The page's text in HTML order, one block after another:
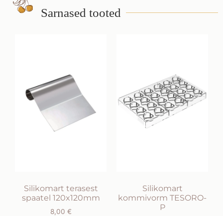
Sarnased tooted
Silikomart terasest
spaatel 120x120mm
8,00 €
Silikomart
kommivorm TESORO-
P